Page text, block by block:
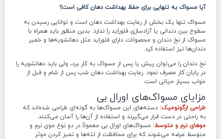
آیا مسواک به تنهایی برای حفظ بهداشت دهان کافی است؟
مسواک تنها یک بخش از رعایت بهداشت دهان است و توانایی رسیدن به
سطوح بین دندانی یا آزادسازی فلوراید را ندارد. بدین منظور باید همراه با
مسواک از نخ دندان و محصولات دارای فلوراید مثل دهانشویه‌ها و خمیر
دندان‌ها نیز استفاده کرد.
نخ دندان را می‌توان پیش یا پس از مسواک به کار برد، ولی باید دهانشویه را
در پایان کار مصرف نمود. رعایت بهداشت دهان شب پس از شام و قبل از
خواب بسیار حیاتی است
مزایای مسواک‌های اورال بی
طراحی ارگونومیک: دسته‌های این مسواک‌ها به گونه‌ای طراحی شده‌اند که
به راحتی در دست قرار می‌گیرند و استفاده از آن‌ها را آسان می‌کنند.
موهای نرم و متوسط: مسواک‌های اورال بی معمولاً در دو نوع موی نرم و
متوسط عرضه می‌شوند که برای محافظت از لثه‌ها و تمیز کردن موثر